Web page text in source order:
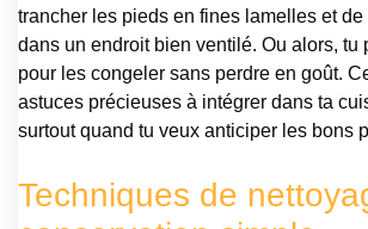
trancher les pieds en fines lamelles et
dans un endroit bien ventilé. Ou alors, tu
pour les congeler sans perdre en goût.
astuces précieuses à intégrer dans ta
surtout quand tu veux anticiper les bons
Techniques de